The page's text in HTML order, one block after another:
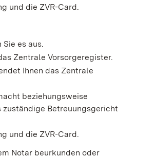
und die ZVR-Card.
es aus.
Zentrale Vorsorgeregister.
Ihnen das Zentrale
beziehungsweise
Betreuungsgericht
und die ZVR-Card.
Notar beurkunden oder